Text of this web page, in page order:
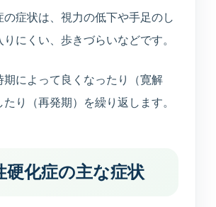
から各種予防接種までご相談いただ
関
訪問看護
の症状は、視力の低下や手足のし
にくい、歩きづらいなどです。
期によって良くなったり（寛解
り（再発期）を繰り返します。
硬化症の主な症状